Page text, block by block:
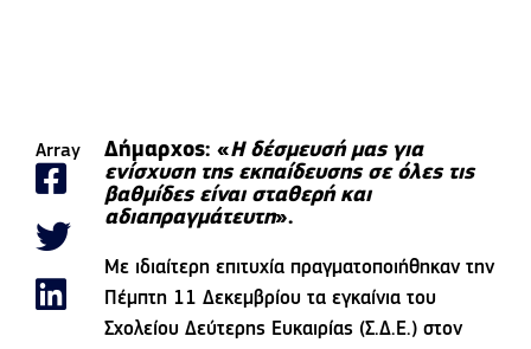
Array Δήμαρχος: «Η δέσμευσή μας για
ενίσχυση της εκπαίδευσης σε όλες τις
βαθμίδες είναι σταθερή και
αδιαπραγμάτευτη».
Με ιδιαίτερη επιτυχία πραγματοποιήθηκαν την
Πέμπτη 11 Δεκεμβρίου τα εγκαίνια του
Σχολείου Δεύτερης Ευκαιρίας (Σ.Δ.Ε.) στον